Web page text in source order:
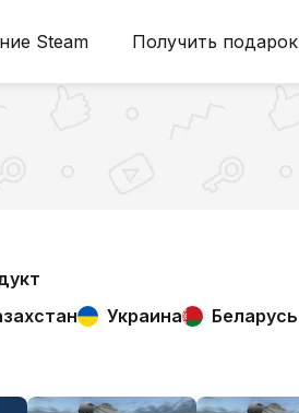
Steam Получить подарок
Украина
Беларусь